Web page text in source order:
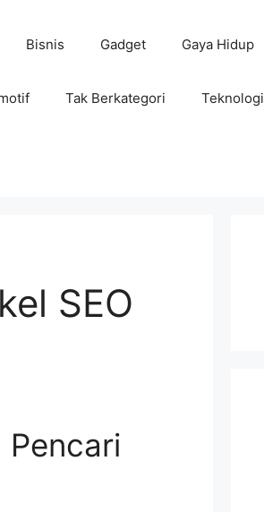
Bisnis Gadget Gaya Hidup
Tak Berkategori Teknologi
SEO